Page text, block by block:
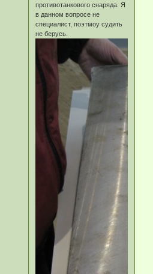
противотанкового снаряда. Я
в данном вопросе не
специалист, поэтмоу судить
не берусь.